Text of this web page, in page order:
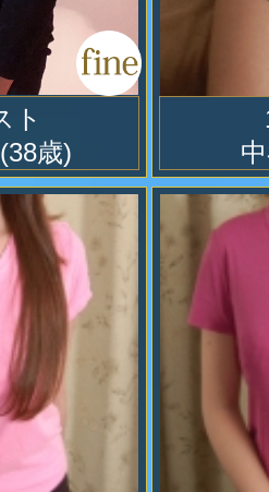
のホームページをご
ト
(38歳)